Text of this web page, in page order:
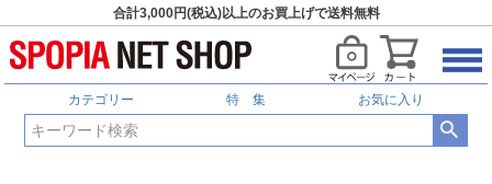
合計3,000円(税込)以上のお買上げで送料無料
カテゴリー 特 集 お気に入り